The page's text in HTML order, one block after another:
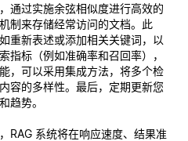
通过实施余弦相似度进行高效的
制来存储经常访问的文档。此
重新表述或添加相关关键词，以
指标（例如准确率和召回率），
，可以采用集成方法，将多个检
容的多样性。最后，定期更新您
趋势。
RAG 系统将在响应速度、结果准